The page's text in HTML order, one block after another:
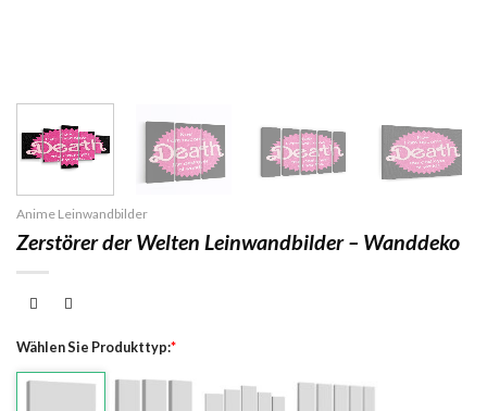
Anime Leinwandbilder
Zerstörer der Welten Leinwandbilder – Wanddeko
Wählen Sie Produkttyp:*